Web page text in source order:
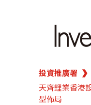
繁 简
香
投資推廣署
天齊鋰業香港
型佈局